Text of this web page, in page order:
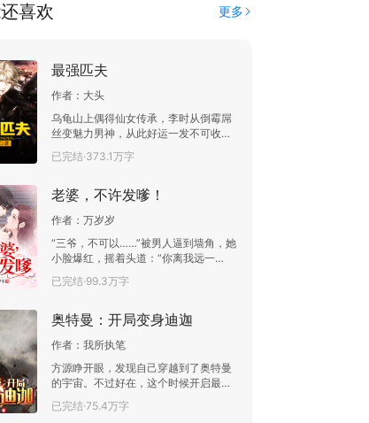
喜欢 更多
最强匹夫
作者： 大头
乌龟山上偶得仙女传承，李时从倒霉屌
丝变魅力男神，从此好运一发不可收
拾，财源滚滚，桃色满天，李时行圣人
之礼，一一检验，只求长生！
已完结·373.1万字
老婆，不许发嗲！
作者： 万岁岁
“三爷，不可以……”被男人逼到墙角，她
小脸爆红，摇着头道：“你离我远一
点……”“看清楚，谁才是你老公！”封三
爷冷着脸，直接将红本本递到女人面
这……这是什么情况？她把自己的老公
情，不近女色。可实际上，他是把老婆
含在嘴里都怕化了的宠妻狂魔。
已完结·99.3万字
奥特曼：开局变身迪迦
作者： 我所执笔
方源睁开眼，发现自己穿越到了奥特曼
的宇宙。不过好在，这个时候开启最强
抽卡系统。开局抽到了迪迦！这个时
候，怪兽百慕拉已经朝方源而来。方源
已完结·75.4万字